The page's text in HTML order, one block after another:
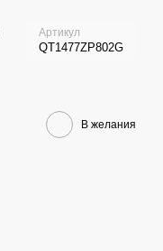
Артикул
QT1477ZP802G
В желания